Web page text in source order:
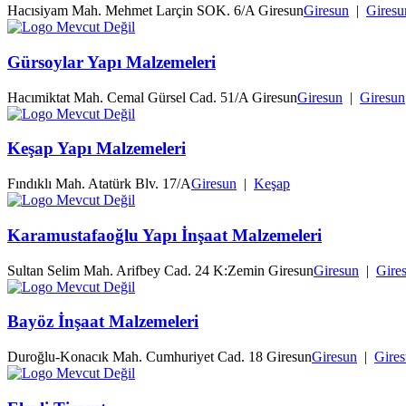
Hacısiyam Mah. Mehmet Larçin SOK. 6/A GiresunGiresun |
Gürsoylar Yapı Malzemeleri
Hacımiktat Mah. Cemal Gürsel Cad. 51/A GiresunGiresun | Giresun
Keşap Yapı Malzemeleri
Fındıklı Mah. Atatürk Blv. 17/AGiresun | Keşap
Karamustafaoğlu Yapı İnşaat Malzemeleri
Sultan Selim Mah. Arifbey Cad. 24 K:Zemin GiresunGiresun |
Bayöz İnşaat Malzemeleri
Duroğlu-Konacık Mah. Cumhuriyet Cad. 18 GiresunGiresun |